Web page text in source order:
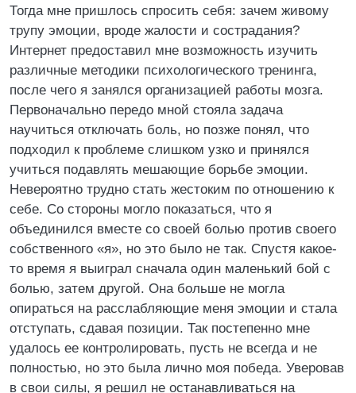
Тогда мне пришлось спросить себя: зачем живому
трупу эмоции, вроде жалости и сострадания?
Интернет предоставил мне возможность изучить
различные методики психологического тренинга,
после чего я занялся организацией работы мозга.
Первоначально передо мной стояла задача
научиться отключать боль, но позже понял, что
подходил к проблеме слишком узко и принялся
учиться подавлять мешающие борьбе эмоции.
Невероятно трудно стать жестоким по отношению к
себе. Со стороны могло показаться, что я
объединился вместе со своей болью против своего
собственного «я», но это было не так. Спустя какое-
то время я выиграл сначала один маленький бой с
болью, затем другой. Она больше не могла
опираться на расслабляющие меня эмоции и стала
отступать, сдавая позиции. Так постепенно мне
удалось ее контролировать, пусть не всегда и не
полностью, но это была лично моя победа. Уверовав
в свои силы, я решил не останавливаться на